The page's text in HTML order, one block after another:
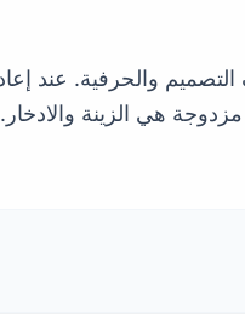
والحرفية. عند
هي الزينة والادخار.